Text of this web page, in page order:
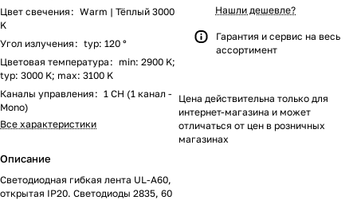
Цвет свечения : Warm | Тёплый 3000
K
Угол излучения : typ: 120 °
Цветовая температура : min: 2900 K;
typ: 3000 K; max: 3100 K
Каналы управления : 1 CH (1 канал -
Mono)
Все характеристики
Описание
Светодиодная гибкая лента UL-A60,
открытая IP20. Светодиоды 2835, 60
Нашли дешевле?
Гарантия и сервис на весь
ассортимент
Цена действительна только для
интернет-магазина и может
отличаться от цен в розничных
магазинах